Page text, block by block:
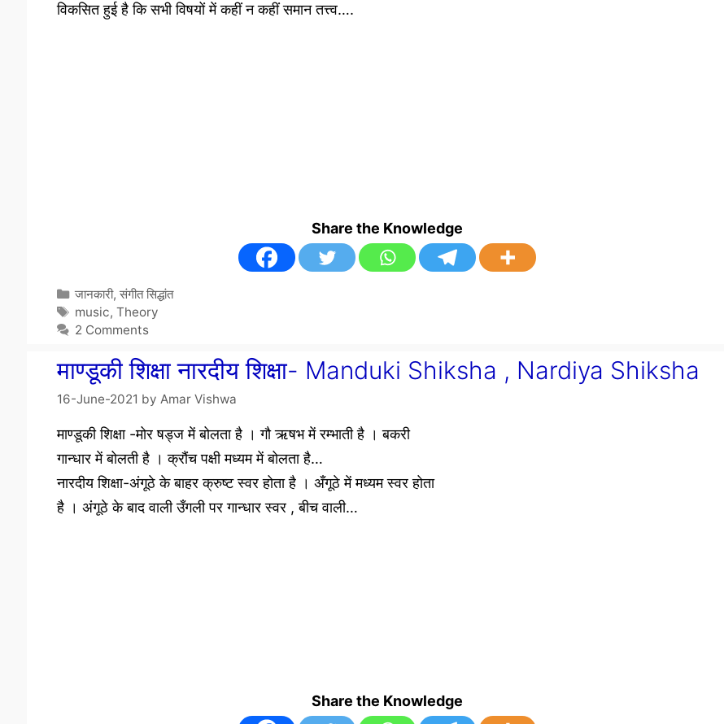
विकसित हुई है कि सभी विषयों में कहीं न कहीं समान तत्त्व….
Share the Knowledge
Categories
जानकारी,संगीत सिद्धांत
Tags
music, Theory
2 Comments
माण्डूकी शिक्षा नारदीय शिक्षा- Manduki Shiksha , Nardiya Shiksha
16-June-2021 by Amar Vishwa
माण्डूकी शिक्षा -मोर षड्ज में बोलता है । गौ ऋषभ में रम्भाती है । बकरी
गान्धार में बोलती है । क्रौंच पक्षी मध्यम में बोलता है…
नारदीय शिक्षा-अंगूठे के बाहर क्रुष्ट स्वर होता है । अँगूठे में मध्यम स्वर होता
है । अंगूठे के बाद वाली उँगली पर गान्धार स्वर , बीच वाली…
Share the Knowledge